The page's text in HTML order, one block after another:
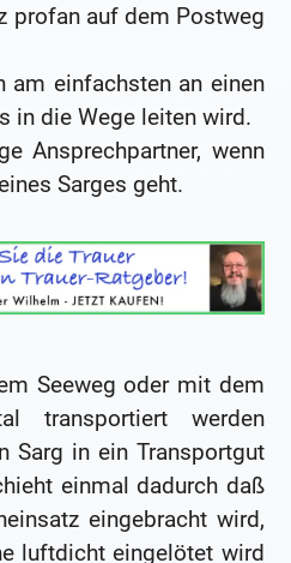
profan auf dem Postweg
am einfachsten an einen
in die Wege leiten wird.
Ansprechpartner, wenn
Sarges geht.
Seeweg oder mit dem
transportiert werden
Sarg in ein Transportgut
einmal dadurch daß
eingebracht wird,
luftdicht eingelötet wird